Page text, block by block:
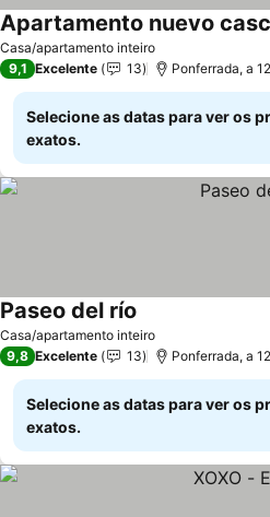
Casa/apartamento inteiro
Apartamento nuevo
9,1 Excelente 13 Ponferrada, a
Selecione as datas para ver os
exatos.
Casa/apartamento inteiro
Paseo del río
9,8 Excelente 13 Ponferrada, a
Selecione as datas para ver os
exatos.